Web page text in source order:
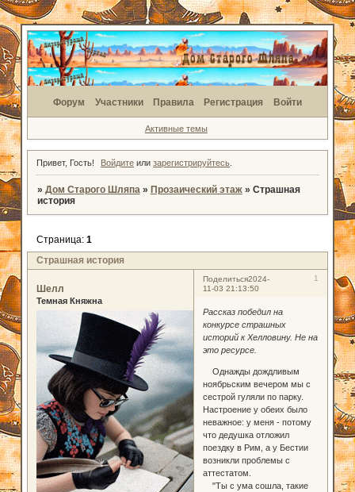
Форум Участники Правила Регистрация Войти
Активные темы
Привет, Гость! Войдите илизарегистрируйтесь
» Дом Старого Шляпа » Прозаический этаж » Страшная
история
Страшная история
Страница: 1
Поделиться 1
2024-
11-03 21:13:50
Шелл
Темная Княжна
Рассказ победил на
конкурсе страшных
историй к Хелловину. Не на
это ресурсе.
Однажды дождливым
ноябрьским вечером мы с
сестрой гуляли по парку.
Настроение у обеих было
неважное: у меня - потому
что дедушка отложил
поездку в Рим, а у Бестии
возникли проблемы с
аттестатом.
"Ты с ума сошла, такие